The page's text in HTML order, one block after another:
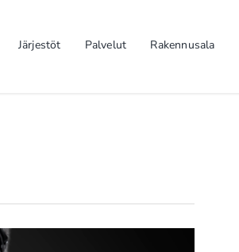
Järjestöt Palvelut Rakennusala